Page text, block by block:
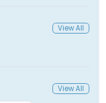
View All
View All